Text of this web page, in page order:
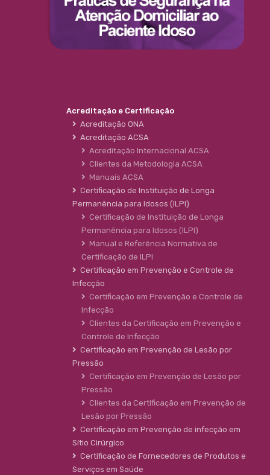
Acreditação e Certificação
Acreditação ONA
Acreditação ACSA
Acreditação Internacional ACSA
Clientes da Metodologia ACSA
Manuais ACSA
Certificação de Instituição de Longa
Permanência para Idosos (ILPI)
Certificação de Instituição de Longa
Permanência para Idosos (ILPI)
Manual e Referência Normativa de
Certificação de ILPI
Certificação em Prevenção e Controle de
Infecção
Certificação em Prevenção e Controle de
Infecção
Clientes da Certificação em Prevenção e
Controle de Infecção
Certificação em Prevenção de Lesão por
Pressão
Certificação em Prevenção de Lesão por
Pressão
Clientes da Certificação em Prevenção de
Lesão por Pressão
Certificação em Prevenção de infecção em
Sítio Cirúrgico
Certificação de Fornecedores de Produtos e
Serviços em Saúde